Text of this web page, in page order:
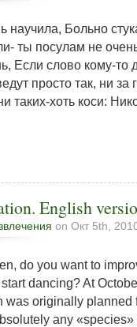
научила, Больно
ты посулам не
Если слово кому-
просто так, ни за
таких-хоть коси:
English
on Окт 5th,
do you want to
dancing? At
was originally
any